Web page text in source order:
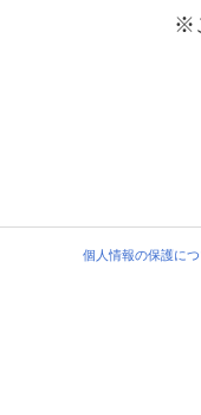
※
個人情報の保護に